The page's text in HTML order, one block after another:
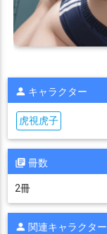
キャラクター
虎視虎子
冊数
2冊
関連キャラクター